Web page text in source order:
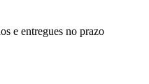
e entregues no prazo